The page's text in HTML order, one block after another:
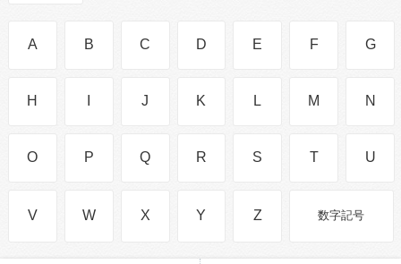
A B C D E F G
H J K L M N
O P Q R S T U
V W X Y Z 数字記号